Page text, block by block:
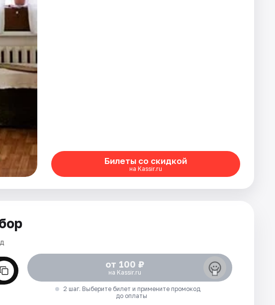
Билеты со скидкой
на Kassir.ru
от 100 ₽
на Kassir.ru
2 шаг. Выберите билет и примените промокод
до оплаты